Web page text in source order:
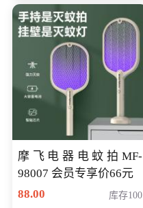
摩飞电器电蚊拍MF-
98007 会员专享价66元
88.00
库存100